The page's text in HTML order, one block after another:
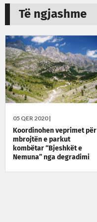
Të ngjashme
05 QER 2020 |
Koordinohen veprimet për
mbrojtën e parkut
kombëtar “Bjeshkët e
Nemuna” nga degradimi